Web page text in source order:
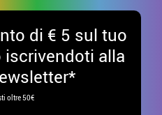
di € 5 sul tuo
alla
oltre 50€